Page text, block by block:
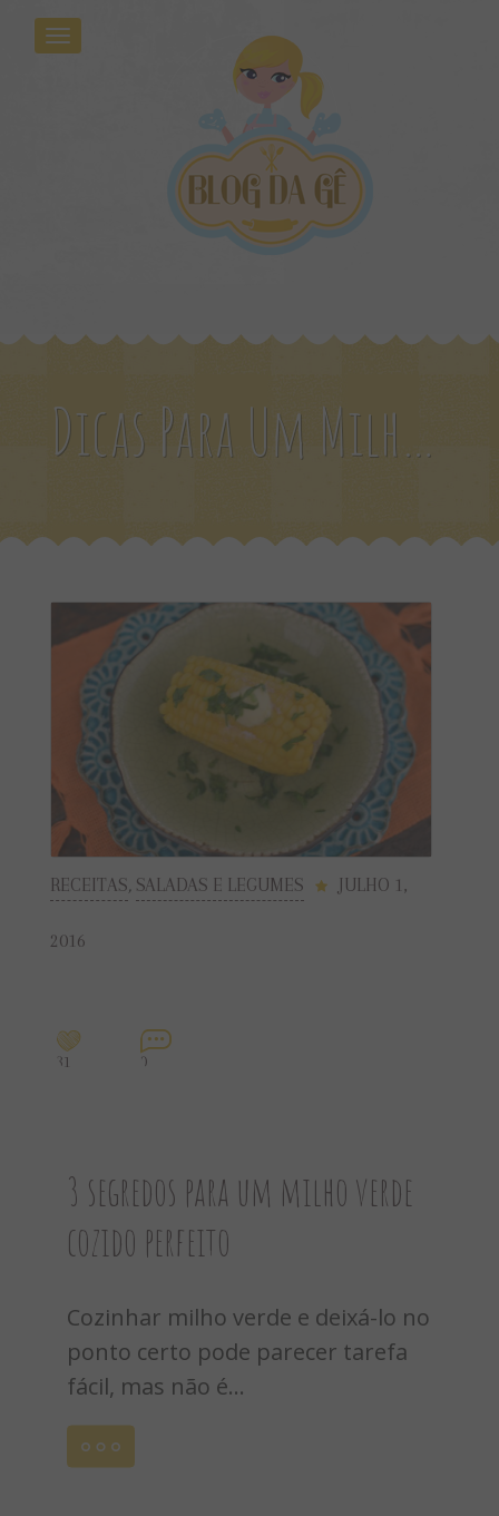
Dicas Para Um Milho Verde Macio
RECEITAS SALADAS E LEGUMES JULHO 1,
2016
31 0
3 segredos para um milho verde
cozido perfeito
Cozinhar milho verde e deixá-lo no
ponto certo pode parecer tarefa
fácil, mas não é...